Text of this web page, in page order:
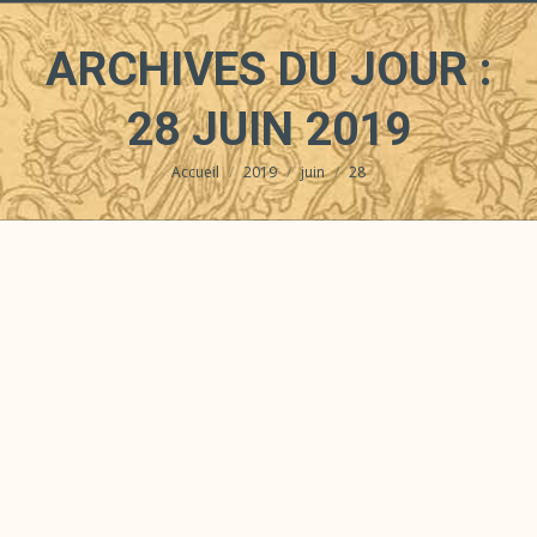
ARCHIVES DU JOUR :
28 JUIN 2019
Vous êtes ici :
Accueil 2019 juin 28